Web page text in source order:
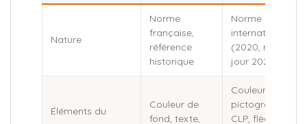
Nature
Norme
française,
référence
historique
Norme
internationale
(2020, mise à
jour 2024)
Éléments du
Couleur de
fond, texte,
Couleur, texte,
pictogrammes
CLP, flèche,